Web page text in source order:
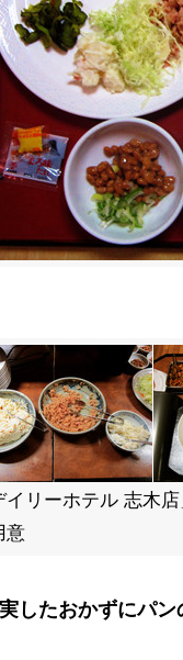
イリーホテル 志木
意
したおかずにパ